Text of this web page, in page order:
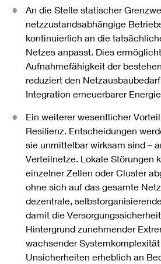
An die Stelle statischer
netzzustandsabhängige
kontinuierlich an die
Netzes anpasst. Dies
Aufnahmefähigkeit der
reduziert den
Integration erneuerbarer
Ein weiterer wesentlicher
Resilienz. Entscheidungen
sie unmittelbar wirksam sind –
Verteilnetze. Lokale Störungen
einzelner Zellen oder Cluster
ohne sich auf das gesamte
dezentrale,
damit die
Hintergrund zunehmender
wachsender
Unsicherheiten erheblich an